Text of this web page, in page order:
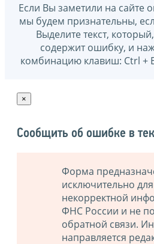
Если Вы заметили на сайте
мы будем признательны,
Выделите текст,
содержит ошибку, и
комбинацию клавиш: Ctrl +
×
Сообщить об ошибке в
Форма
исключительно
некорректной
ФНС России и не
обратной связи.
направляется